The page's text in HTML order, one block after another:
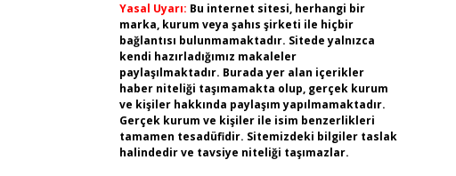
Yasal Uyarı: Bu internet sitesi, herhangi bir
marka, kurum veya şahıs şirketi ile hiçbir
bağlantısı bulunmamaktadır. Sitede yalnızca
kendi hazırladığımız makaleler
paylaşılmaktadır. Burada yer alan içerikler
haber niteliği taşımamakta olup, gerçek kurum
ve kişiler hakkında paylaşım yapılmamaktadır.
Gerçek kurum ve kişiler ile isim benzerlikleri
tamamen tesadüfidir. Sitemizdeki bilgiler taslak
halindedir ve tavsiye niteliği taşımazlar.